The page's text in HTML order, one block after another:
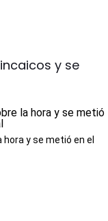
y se
y se metió en el